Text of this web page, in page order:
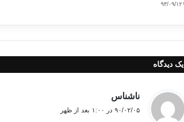
۹۳/۰۹/۱۲
یک دیدگاه
ناشناس
۹۰/۰۲/۰۵ در ۱:۰۰ بعد از ظهر